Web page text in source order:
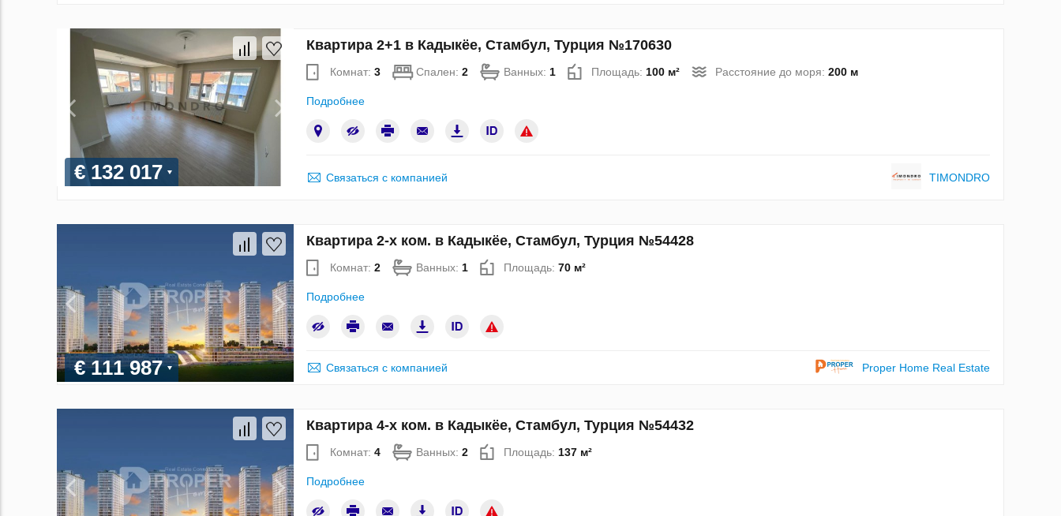
€ 132 017
Квартира 2+1 в Кадыкёе, Стамбул, Турция №170630
Комнат: 3 Спален: 2 Ванных: 1 Площадь: 100 м² Расстояние до моря: 200 м
Подробнее
Связаться с компанией TIMONDRO
€ 111 987
Квартира 2-х ком. в Кадыкёе, Стамбул, Турция №54428
Комнат: 2 Ванных: 1 Площадь: 70 м²
Подробнее
Связаться с компанией Proper Home Real Estate
Квартира 4-х ком. в Кадыкёе, Стамбул, Турция №54432
Комнат: 4 Ванных: 2 Площадь: 137 м²
Подробнее